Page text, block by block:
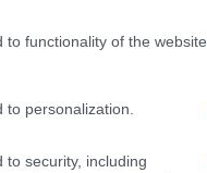
functionality of the website
personalization.
to security, including